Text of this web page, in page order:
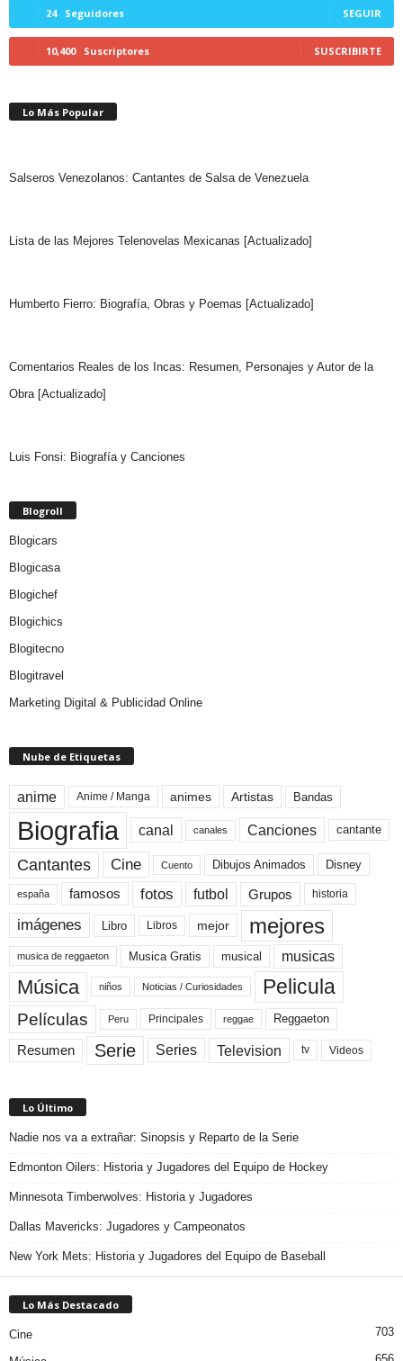
24 Seguidores SEGUIR
10,400 Suscriptores SUSCRIBIRTE
Lo Más Popular
Salseros Venezolanos: Cantantes de Salsa de Venezuela
Lista de las Mejores Telenovelas Mexicanas [Actualizado]
Humberto Fierro: Biografía, Obras y Poemas [Actualizado]
Comentarios Reales de los Incas: Resumen, Personajes y Autor de la
Obra [Actualizado]
Luis Fonsi: Biografía y Canciones
Blogroll
Blogicars
Blogicasa
Blogichef
Blogichics
Blogitecno
Blogitravel
Marketing Digital & Publicidad Online
Nube de Etiquetas
anime Anime / Manga animes Artistas Bandas
Biografia canal canales Canciones cantante
Cantantes Cine Cuento Dibujos Animados Disney
españa famosos fotos futbol Grupos historia
imágenes Libro Libros mejor mejores
musica de reggaeton Musica Gratis musical musicas
Música niños Noticias / Curiosidades Pelicula
Películas Peru Principales reggae Reggaeton
Resumen Serie Series Television tv Videos
Lo Último
Nadie nos va a extrañar: Sinopsis y Reparto de la Serie
Edmonton Oilers: Historia y Jugadores del Equipo de Hockey
Minnesota Timberwolves: Historia y Jugadores
Dallas Mavericks: Jugadores y Campeonatos
New York Mets: Historia y Jugadores del Equipo de Baseball
Lo Más Destacado
Cine 703